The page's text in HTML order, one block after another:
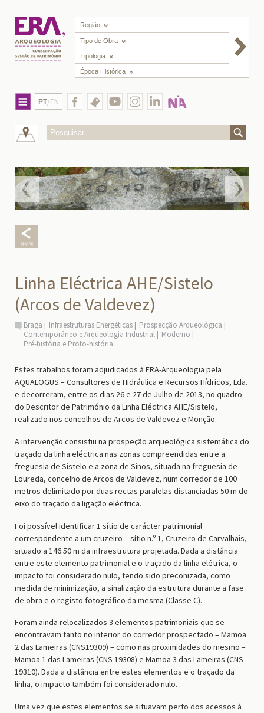
Região
Tipo de Obra
Tipologia
Época Histórica
PT/EN
Linha Eléctrica AHE/Sistelo
(Arcos de Valdevez)
Braga Infraestruturas Energéticas
Prospecção Arqueológica
Contemporâneo e Arqueologia Industrial
Moderno
Pré-história e Proto-história
Estes trabalhos foram adjudicados à ERA-Arqueologia pela
AQUALOGUS – Consultores de Hidráulica e Recursos Hídricos, Lda.
e decorreram, entre os dias 26 e 27 de Julho de 2013, no quadro
do Descritor de Património da Linha Eléctrica AHE/Sistelo,
realizado nos concelhos de Arcos de Valdevez e Monção.
A intervenção consistiu na prospeção arqueológica sistemática do
traçado da linha eléctrica nas zonas compreendidas entre a
freguesia de Sistelo e a zona de Sinos, situada na freguesia de
Loureda, concelho de Arcos de Valdevez, num corredor de 100
metros delimitado por duas rectas paralelas distanciadas 50 m do
eixo do traçado da ligação eléctrica.
Foi possível identificar 1 sítio de carácter patrimonial
correspondente a um cruzeiro – sítio n.º 1, Cruzeiro de Carvalhais,
situado a 146.50 m da infraestrutura projetada. Dada a distância
entre este elemento patrimonial e o traçado da linha elétrica, o
impacto foi considerado nulo, tendo sido preconizada, como
medida de minimização, a sinalização da estrutura durante a fase
de obra e o registo fotográfico da mesma (Classe C).
Foram ainda relocalizados 3 elementos patrimoniais que se
encontravam tanto no interior do corredor prospectado – Mamoa
2 das Lameiras (CNS19309) – como nas proximidades do mesmo –
Mamoa 1 das Lameiras (CNS 19308) e Mamoa 3 das Lameiras (CNS
19310). Dada a distância entre estes elementos e o traçado da
linha, o impacto também foi considerado nulo.
Uma vez que estes elementos se situavam perto dos acessos à